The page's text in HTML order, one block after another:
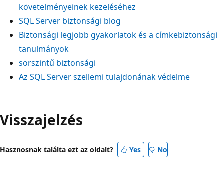
követelményeinek kezeléséhez
SQL Server biztonsági blog
Biztonsági legjobb gyakorlatok és a címkebiztonsági
tanulmányok
sorszintű biztonsági
Az SQL Server szellemi tulajdonának védelme
Visszajelzés
Hasznosnak találta ezt az oldalt? Yes No